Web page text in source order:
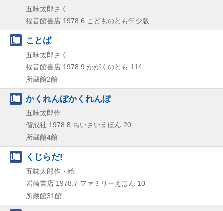
五味太郎さく
福音館書店 1978.6 こどものとも年少版
ことば
五味太郎さく
福音館書店 1978.9 かがくのとも 114
所蔵館2館
かくれんぼかくれんぼ
五味太郎作
偕成社 1978.8 ちいさいえほん 20
所蔵館4館
くじらだ!
五味太郎作・絵
岩崎書店 1978.7 ファミリーえほん 10
所蔵館31館